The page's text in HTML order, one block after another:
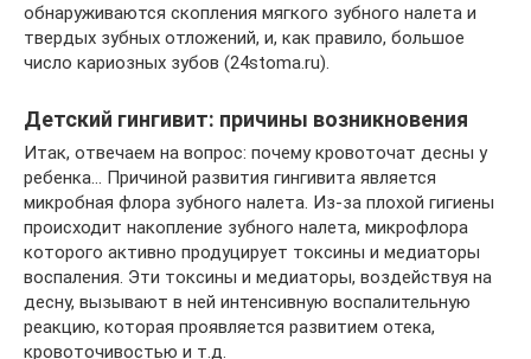
обнаруживаются скопления мягкого зубного налета и
твердых зубных отложений, и, как правило, большое
число кариозных зубов (24stoma.ru).
Детский гингивит: причины возникновения
Итак, отвечаем на вопрос: почему кровоточат десны у
ребенка… Причиной развития гингивита является
микробная флора зубного налета. Из-за плохой гигиены
происходит накопление зубного налета, микрофлора
которого активно продуцирует токсины и медиаторы
воспаления. Эти токсины и медиаторы, воздействуя на
десну, вызывают в ней интенсивную воспалительную
реакцию, которая проявляется развитием отека,
кровоточивостью и т.д.